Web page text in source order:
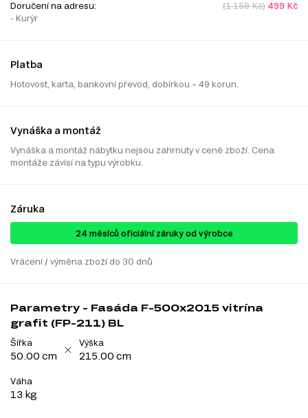
Doručení na adresu:
- Kurýr
(1 159 Kč) 499 Kč
Platba
Hotovost, karta, bankovní převod, dobírkou – 49 korun.
Vynáška a montáž
Vynáška a montáž nábytku nejsou zahrnuty v ceně zboží. Cena
montáže závisí na typu výrobku.
Záruka
24 ​​​​měsíců oficiální záruky od výrobce
Vrácení / výměna zboží do 30 dnů
Parametry - Fasáda F-500x2015 vitrína
grafit (FP-211) BL
Šířka
50.00 cm
Výška
215.00 cm
Váha
13 kg